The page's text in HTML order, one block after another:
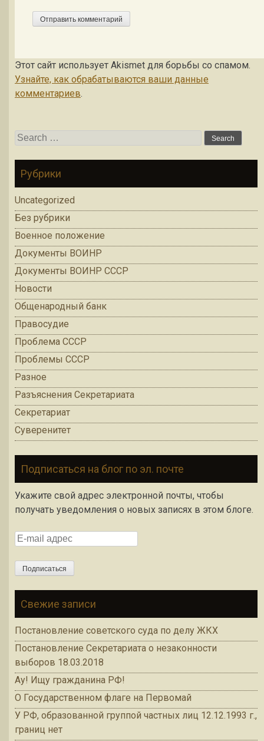
Этот сайт использует Akismet для борьбы со спамом.
Узнайте, как обрабатываются ваши данные
комментариев.
Search for:
Рубрики
Uncategorized
Без рубрики
Военное положение
Документы ВОИНР
Документы ВОИНР СССР
Новости
Общенародный банк
Правосудие
Проблема СССР
Проблемы СССР
Разное
Разъяснения Секретариата
Секретариат
Суверенитет
Подписаться на блог по эл. почте
Укажите свой адрес электронной почты, чтобы
получать уведомления о новых записях в этом блоге.
E-mail адрес
Подписаться
Свежие записи
Постановление советского суда по делу ЖКХ
Постановление Секретариата о незаконности
выборов 18.03.2018
Ау! Ищу гражданина РФ!
О Государственном флаге на Первомай
У РФ, образованной группой частных лиц 12.12.1993 г.,
границ нет